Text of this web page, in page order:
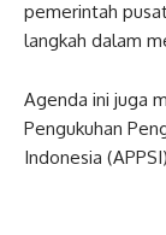
pemerintah
langkah dalam
Agenda ini juga
Pengukuhan
Indonesia